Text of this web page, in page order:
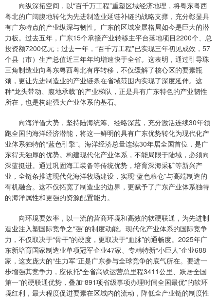
向纵深拓空间，以“百千万工程”重塑区域经济地理，将粤东粤西
粤北的广阔腹地转化为先进制造业延链补链的战略支撑，充分彰显具
有广东特点的产业纵深与韧性。广东的区域发展格局如今是巨大的潜
力板。过去五年，广东15个承接产业转移主平台落地项目2200个、总
投资额7200亿元；过去一年，“百千万工程”已实现三年初见成效，57
个县（市）生产总值近三年年均增速快于全省。这表明，通过引导珠
三角制造业向粤东粤西粤北有序转移，不仅缓解了核心区的要素瓶
颈，更让先进制造业的产业链条在省域范围内实现了深度延伸。这
种“龙头带动、腹地承载”的产业梯队，正是具有广东特色的产业韧性
所在，也是构建强大产业体系的基石。
向海洋借大势，坚持陆海统筹、经略深蓝，充分激活连续30年领
跑全国的海洋经济潜能，将这一鲜明的具有广东优势转化为现代化产
业体系独特的“蓝色引擎”。海洋经济总量连续30年居全国首位，是广
东得天独厚的优势。构建现代化产业体系，不能局限于陆域，必须向
深蓝挺进。通过巩固海工装备等传统优势，培育深海采矿等新兴产
业，全链条推进现代化海洋牧场建设，实现“蓝色粮仓”与高端制造的
有机融合。这不仅拓宽了制造业的边界，更赋予了广东产业体系独特
的海洋属性和更强的资源配置能力。
向环境要效率，以一流的营商环境和高效的软硬联通，为先进制
造业注入塑国际竞争之“强”的制度动能。现代化产业体系的国际竞争
力，不仅取决于“骨干”的硬度，更取决于“血脉”的通畅度。2025年广
东新培育国家制造业单项冠军企业47家、专精特新“小巨人”企业688
家，这支庞大的“生力军”正是广东参与全球竞争的底气所在。要进一
步增强其竞争力，应依托“全省高铁运营总里程3411公里、跃居全国
第一”的硬联通优势，叠加“891项省级事项办理时间全国最优”的软环
境红利，最大程度促进要素在区域内的流动，降低全产业链的制度性